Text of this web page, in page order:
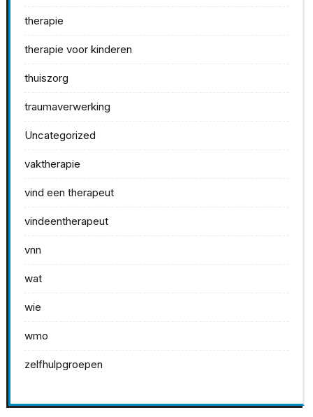
therapie
therapie voor kinderen
thuiszorg
traumaverwerking
Uncategorized
vaktherapie
vind een therapeut
vindeentherapeut
vnn
wat
wie
wmo
zelfhulpgroepen